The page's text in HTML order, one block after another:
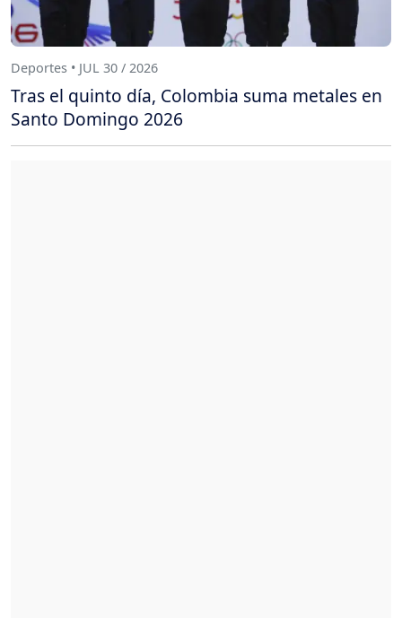
Deportes • JUL 30 / 2026
Tras el quinto día, Colombia suma metales en
Santo Domingo 2026